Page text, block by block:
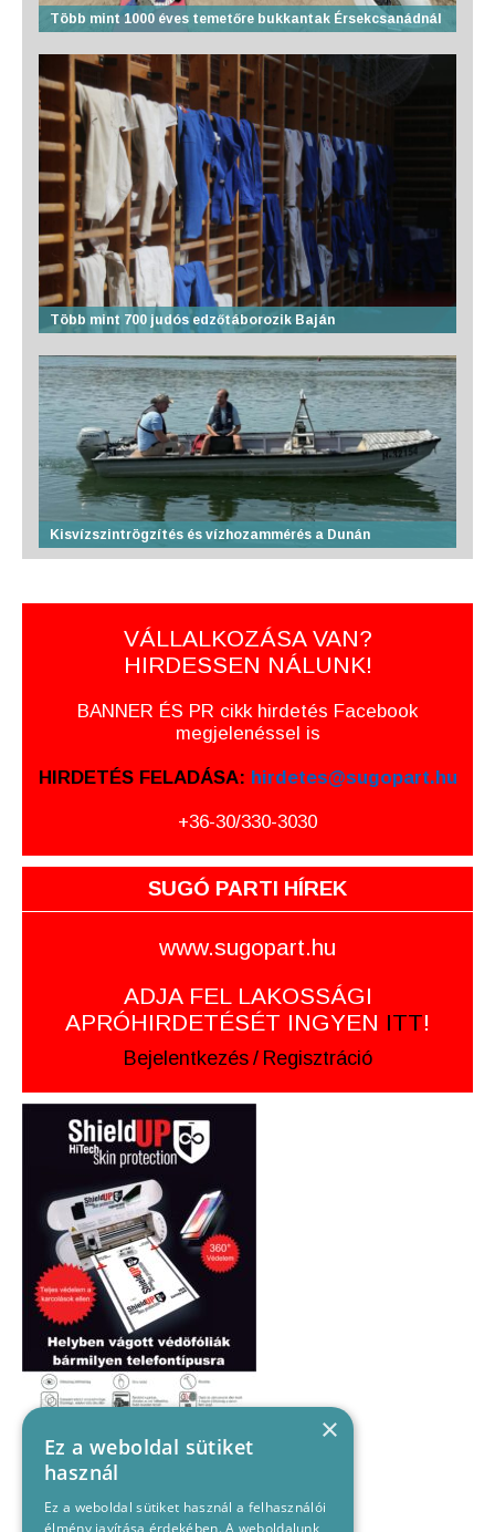
Több mint 1000 éves temetőre bukkantak Érsekcsanádnál
Több mint 700 judós edzőtáborozik Baján
Kisvízszintrögzítés és vízhozammérés a Dunán
VÁLLALKOZÁSA VAN?
HIRDESSEN NÁLUNK!
BANNER ÉS PR cikk hirdetés Facebook
megjelenéssel is
HIRDETÉS FELADÁSA: hirdetes@sugopart.hu
+36-30/330-3030
SUGÓ PARTI HÍREK
www.sugopart.hu
ADJA FEL LAKOSSÁGI
APRÓHIRDETÉSÉT INGYEN ITT!
Bejelentkezés / Regisztráció
×
Ez a weboldal sütiket
használ
Ez a weboldal sütiket használ a felhasználói
élmény javítása érdekében. A weboldalunk